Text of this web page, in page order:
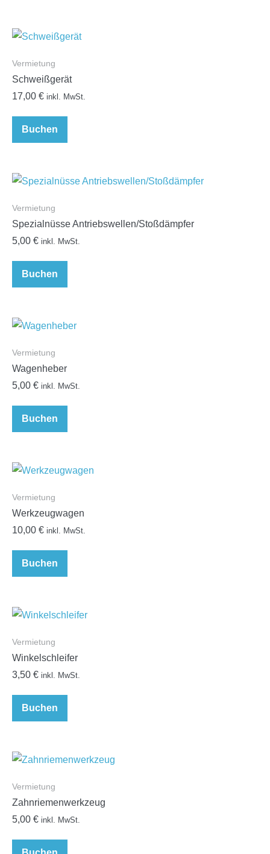
Vermietung
Schweißgerät
17,00 € inkl. MwSt.
Buchen
Vermietung
Spezialnüsse Antriebswellen/Stoßdämpfer
5,00 € inkl. MwSt.
Buchen
Vermietung
Wagenheber
5,00 € inkl. MwSt.
Buchen
Vermietung
Werkzeugwagen
10,00 € inkl. MwSt.
Buchen
Vermietung
Winkelschleifer
3,50 € inkl. MwSt.
Buchen
Vermietung
Zahnriemenwerkzeug
5,00 € inkl. MwSt.